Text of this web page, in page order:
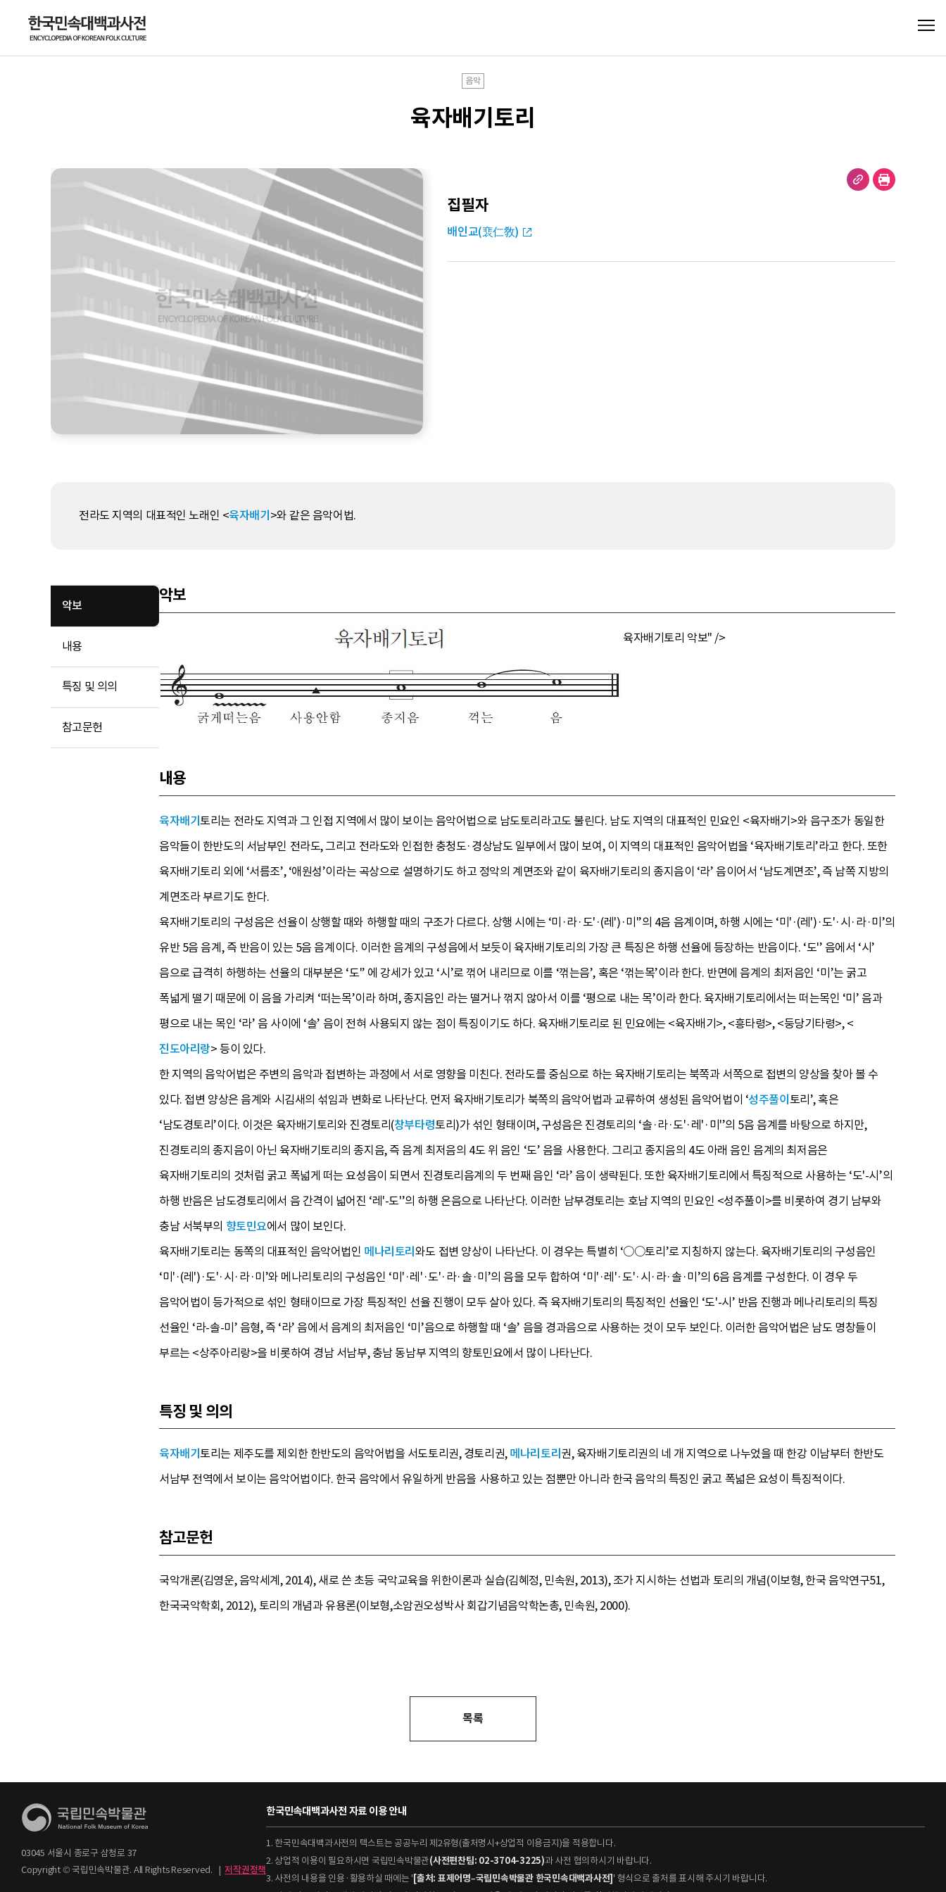
음악
육자배기토리
집필자
배인교(裵仁敎)
전라도 지역의 대표적인 노래인 <육자배기 >와 같은 음악어법.
악보
내용
특징 및 의의
참고문헌
악보
육자배기토리 악보" />
내용
육자배기토리는 전라도 지역과 그 인접 지역에서 많이 보이는 음악어법으로 남도토리라고도 불린다. 남도 지역의 대표적인 민요인 <육자배기>와 음구조가 동일한
음악들이 한반도의 서남부인 전라도, 그리고 전라도와 인접한 충청도·경상남도 일부에서 많이 보여, 이 지역의 대표적인 음악어법을 ‘육자배기토리’라고 한다. 또한
육자배기토리 외에 ‘서름조’, ‘애원성’이라는 곡상으로 설명하기도 하고 정악의 계면조와 같이 육자배기토리의 종지음이 ‘라’ 음이어서 ‘남도계면조’, 즉 남쪽 지방의
계면조라 부르기도 한다.
육자배기토리의 구성음은 선율이 상행할 때와 하행할 때의 구조가 다르다. 상행 시에는 ‘미·라·도'·(레')·미'’의 4음 음계이며, 하행 시에는 ‘미'·(레')·도'·시·라·미’의
유반 5음 음계, 즉 반음이 있는 5음 음계이다. 이러한 음계의 구성음에서 보듯이 육자배기토리의 가장 큰 특징은 하행 선율에 등장하는 반음이다. ‘도'’ 음에서 ‘시’
음으로 급격히 하행하는 선율의 대부분은 ‘도'’ 에 강세가 있고 ‘시’로 꺾어 내리므로 이를 ‘꺾는음’, 혹은 ‘꺾는목’이라 한다. 반면에 음계의 최저음인 ‘미’는 굵고
폭넓게 떨기 때문에 이 음을 가리켜 ‘떠는목’이라 하며, 종지음인 라는 떨거나 꺾지 않아서 이를 ‘평으로 내는 목’이라 한다. 육자배기토리에서는 떠는목인 ‘미’ 음과
평으로 내는 목인 ‘라’ 음 사이에 ‘솔’ 음이 전혀 사용되지 않는 점이 특징이기도 하다. 육자배기토리로 된 민요에는 <육자배기>, <흥타령>, <둥당기타령>, <
진도아리랑> 등이 있다.
한 지역의 음악어법은 주변의 음악과 접변하는 과정에서 서로 영향을 미친다. 전라도를 중심으로 하는 육자배기토리는 북쪽과 서쪽으로 접변의 양상을 찾아 볼 수
있다. 접변 양상은 음계와 시김새의 섞임과 변화로 나타난다. 먼저 육자배기토리가 북쪽의 음악어법과 교류하여 생성된 음악어법이 ‘성주풀이토리’, 혹은
‘남도경토리’이다. 이것은 육자배기토리와 진경토리(창부타령토리)가 섞인 형태이며, 구성음은 진경토리의 ‘솔·라·도'·레'·미'’의 5음 음계를 바탕으로 하지만,
진경토리의 종지음이 아닌 육자배기토리의 종지음, 즉 음계 최저음의 4도 위 음인 ‘도’ 음을 사용한다. 그리고 종지음의 4도 아래 음인 음계의 최저음은
육자배기토리의 것처럼 굵고 폭넓게 떠는 요성음이 되면서 진경토리음계의 두 번째 음인 ‘라’ 음이 생략된다. 또한 육자배기토리에서 특징적으로 사용하는 ‘도'-시’의
하행 반음은 남도경토리에서 음 간격이 넓어진 ‘레'-도'’의 하행 온음으로 나타난다. 이러한 남부경토리는 호남 지역의 민요인 <성주풀이>를 비롯하여 경기 남부와
충남 서북부의 향토민요에서 많이 보인다.
육자배기토리는 동쪽의 대표적인 음악어법인 메나리토리와도 접변 양상이 나타난다. 이 경우는 특별히 ‘○○토리’로 지칭하지 않는다. 육자배기토리의 구성음인
‘미'·(레')·도'·시·라·미’와 메나리토리의 구성음인 ‘미'·레'·도'·라·솔·미’의 음을 모두 합하여 ‘미'·레'·도'·시·라·솔·미’의 6음 음계를 구성한다. 이 경우 두
음악어법이 등가적으로 섞인 형태이므로 가장 특징적인 선율 진행이 모두 살아 있다. 즉 육자배기토리의 특징적인 선율인 ‘도'-시’ 반음 진행과 메나리토리의 특징
선율인 ‘라-솔-미’ 음형, 즉 ‘라’ 음에서 음계의 최저음인 ‘미’음으로 하행할 때 ‘솔’ 음을 경과음으로 사용하는 것이 모두 보인다. 이러한 음악어법은 남도 명창들이
부르는 <상주아리랑>을 비롯하여 경남 서남부, 충남 동남부 지역의 향토민요에서 많이 나타난다.
특징 및 의의
육자배기토리는 제주도를 제외한 한반도의 음악어법을 서도토리권, 경토리권,메나리토리 권, 육자배기토리권의 네 개 지역으로 나누었을 때 한강 이남부터 한반도
서남부 전역에서 보이는 음악어법이다. 한국 음악에서 유일하게 반음을 사용하고 있는 점뿐만 아니라 한국 음악의 특징인 굵고 폭넓은 요성이 특징적이다.
참고문헌
국악개론(김영운, 음악세계, 2014), 새로 쓴 초등 국악교육을 위한이론과 실습(김혜정, 민속원, 2013), 조가 지시하는 선법과 토리의 개념(이보형, 한국 음악연구51,
한국국악학회, 2012), 토리의 개념과 유용론(이보형,소암권오성박사 회갑기념음악학논총, 민속원, 2000).
목록
03045 서울시 종로구 삼청로 37
Copyright © 국립민속박물관. All Rights Reserved.
| 저작권정책
한국민속대백과사전 자료 이용 안내
1. 한국민속대백과사전의 텍스트는 공공누리 제2유형(출처명시+상업적 이용금지)을 적용합니다.
2. 상업적 이용이 필요하시면 국립민속박물관(사전편찬팀: 02-3704-3225)과 사전 협의하시기 바랍니다.
3. 사전의 내용을 인용·활용하실 때에는 ' [출처: 표제어명–국립민속박물관 한국민속대백과사전] ' 형식으로 출처를 표시해 주시기 바랍니다.